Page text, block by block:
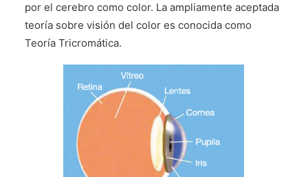
por el cerebro como color. La ampliamente aceptada
teoría sobre visión del color es conocida como
Teoría Tricromática.